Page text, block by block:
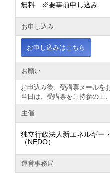
無料 ※要事前申し込み
お申し込み
お申し込みはこちら
お願い
お申込み後、受講票メールを
当日は、受講票をご持参の上
主催
独立行政法人新エネルギー
（NEDO）
運営事務局